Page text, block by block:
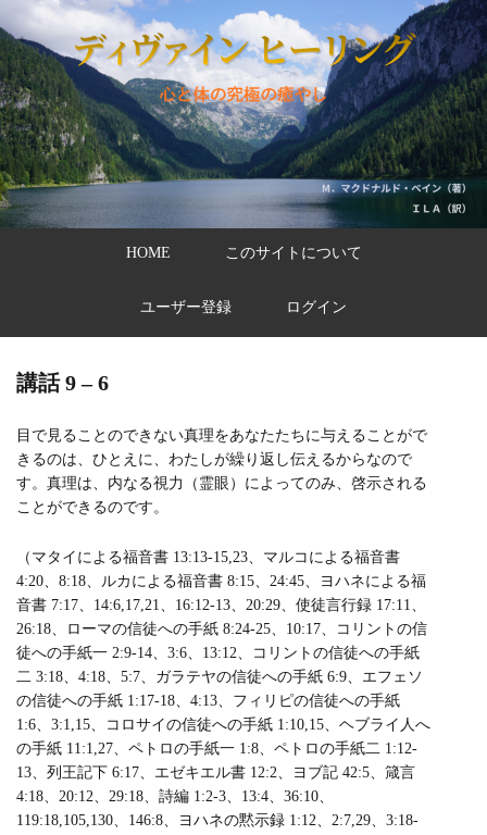
HOME このサイトについて
ユーザー登録 ログイン
講話 9 – 6
目で見ることのできない真理をあなたたちに与えることがで
きるのは、ひとえに、わたしが繰り返し伝えるからなので
す。真理は、内なる視力（霊眼）によってのみ、啓示される
ことができるのです。
（マタイによる福音書 13:13-15,23、マルコによる福音書
4:20、8:18、ルカによる福音書 8:15、24:45、ヨハネによる福
音書 7:17、14:6,17,21、16:12-13、20:29、使徒言行録 17:11、
26:18、ローマの信徒への手紙 8:24-25、10:17、コリントの信
徒への手紙一 2:9-14、3:6、13:12、コリントの信徒への手紙
二 3:18、4:18、5:7、ガラテヤの信徒への手紙 6:9、エフェソ
の信徒への手紙 1:17-18、4:13、フィリピの信徒への手紙
1:6、3:1,15、コロサイの信徒への手紙 1:10,15、ヘブライ人へ
の手紙 11:1,27、ペトロの手紙一 1:8、ペトロの手紙二 1:12-
13、列王記下 6:17、エゼキエル書 12:2、ヨブ記 42:5、箴言
4:18、20:12、29:18、詩編 1:2-3、13:4、36:10、
119:18,105,130、146:8、ヨハネの黙示録 1:12、2:7,29、3:18-